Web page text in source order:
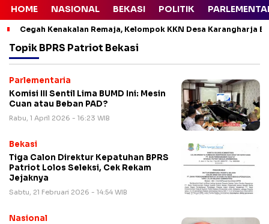
HOME NASIONAL BEKASI POLITIK
Cegah Kenakalan Remaja, Kelompok KKN Desa Karangharja
Topik BPRS Patriot Bekasi
Parlementaria
Komisi III Sentil Lima BUMD Ini: Mesin
Cuan atau Beban PAD?
Rabu, 1 April 2026 - 16:23 WIB
Bekasi
Tiga Calon Direktur Kepatuhan BPRS
Patriot Lolos Seleksi, Cek Rekam
Jejaknya
Sabtu, 21 Februari 2026 - 14:54 WIB
Nasional